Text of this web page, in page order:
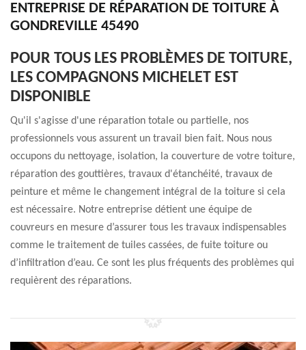
ENTREPRISE DE RÉPARATION DE TOITURE À
GONDREVILLE 45490
POUR TOUS LES PROBLÈMES DE TOITURE,
LES COMPAGNONS MICHELET EST
DISPONIBLE
Qu'il s'agisse d'une réparation totale ou partielle, nos
professionnels vous assurent un travail bien fait. Nous nous
occupons du nettoyage, isolation, la couverture de votre toiture,
réparation des gouttières, travaux d'étanchéité, travaux de
peinture et même le changement intégral de la toiture si cela
est nécessaire. Notre entreprise détient une équipe de
couvreurs en mesure d’assurer tous les travaux indispensables
comme le traitement de tuiles cassées, de fuite toiture ou
d’infiltration d’eau. Ce sont les plus fréquents des problèmes qui
requièrent des réparations.